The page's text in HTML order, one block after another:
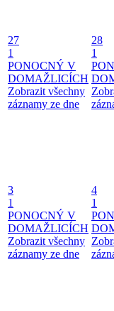
27
1
PONOCNÝ V
DOMAŽLICÍCH
Zobrazit všechny
záznamy ze dne
28
1
3
1
PONOCNÝ V
DOMAŽLICÍCH
Zobrazit všechny
záznamy ze dne
4
1